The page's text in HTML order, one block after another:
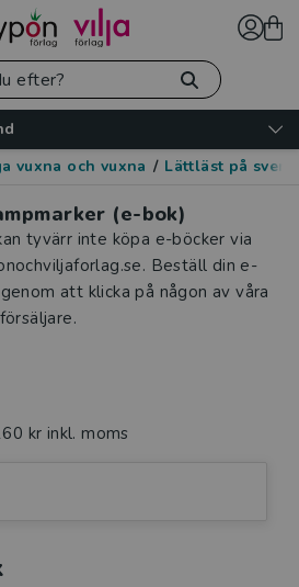
vuxna och vuxna / Lättläst på
(e-bok)
tyvärr inte köpa e-böcker via
Beställ din e-
att klicka på någon av våra
kr inkl. moms